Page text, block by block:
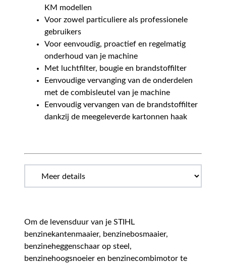
KM modellen
Voor zowel particuliere als professionele
gebruikers
Voor eenvoudig, proactief en regelmatig
onderhoud van je machine
Met luchtfilter, bougie en brandstoffilter
Eenvoudige vervanging van de onderdelen
met de combisleutel van je machine
Eenvoudig vervangen van de brandstoffilter
dankzij de meegeleverde kartonnen haak
Om de levensduur van je STIHL
benzinekantenmaaier, benzinebosmaaier,
benzineheggenschaar op steel,
benzinehoogsnoeier en benzinecombimotor te